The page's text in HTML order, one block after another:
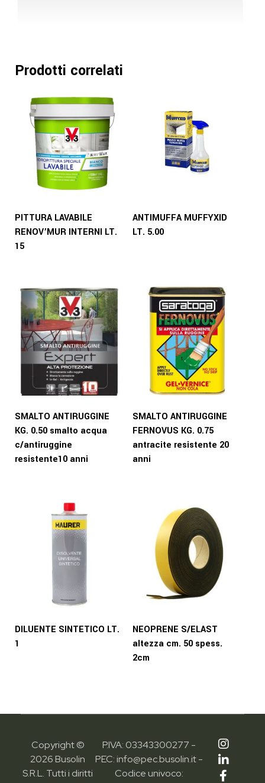
Prodotti correlati
PITTURA LAVABILE
RENOV’MUR INTERNI LT.
15
ANTIMUFFA MUFFYXID
LT. 5.00
SMALTO ANTIRUGGINE
KG. 0.50 smalto acqua
c/antiruggine
resistente10 anni
SMALTO ANTIRUGGINE
FERNOVUS KG. 0.75
antracite resistente 20
anni
DILUENTE SINTETICO LT.
1
NEOPRENE S/ELAST
altezza cm. 50 spess.
2cm
Copyright ©
2026 Busolin
S.R.L. Tutti i diritti
P.IVA: 03343300277 -
PEC: info@pec.busolin.it -
Codice univoco: